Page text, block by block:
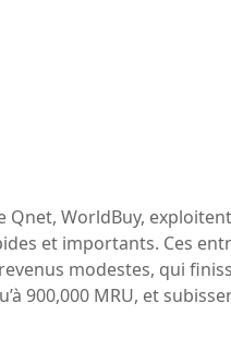
Qnet, WorldBuy,
et importants. Ces
modestes, qui
900,000 MRU, et